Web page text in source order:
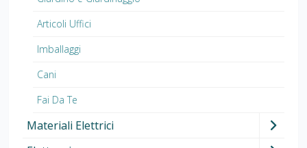
Articoli Uffici
Imballaggi
Cani
Fai Da Te
Materiali Elettrici